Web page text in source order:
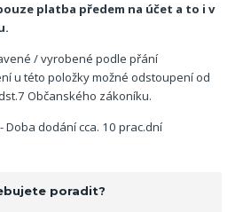
platba předem na účet a to i v
/ vyrobené podle přání
u této položky možné odstoupení od
Občanského zákoníku.
dodání cca. 10 prac.dní
poradit?